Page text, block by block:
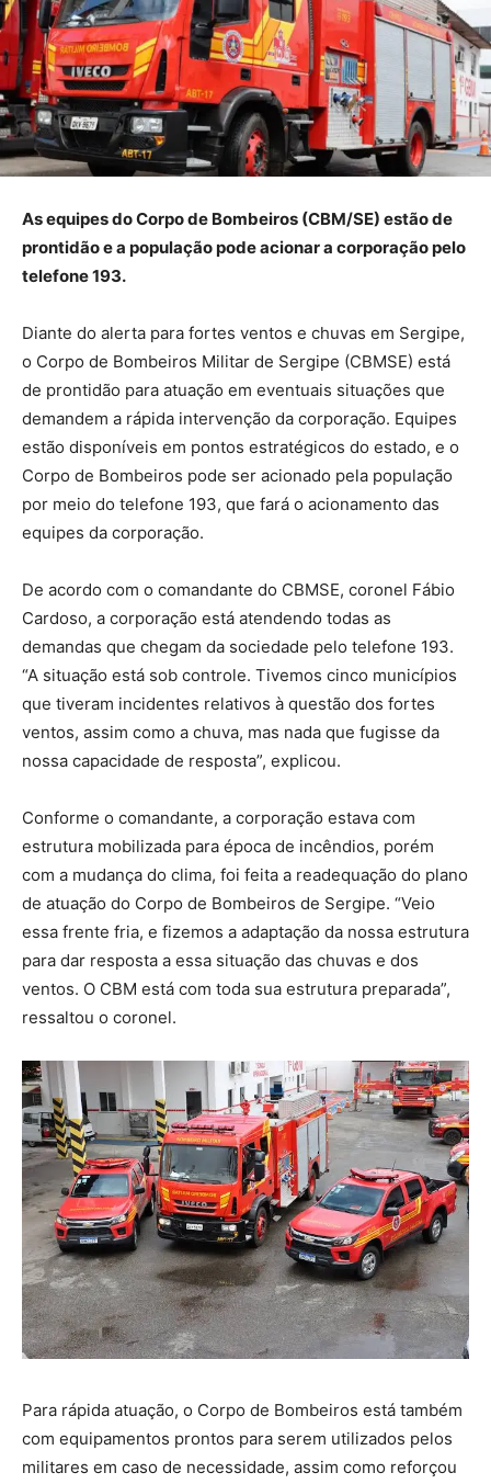
As equipes doCorpo de Bombeiros (CBM/SE) estão de
prontidão e a população pode acionar a corporação pelo
telefone 193.
Diante do alerta para fortes ventos e chuvas em Sergipe,
o Corpo de Bombeiros Militar de Sergipe (CBMSE) está
de prontidão para atuação em eventuais situações que
demandem a rápida intervenção da corporação. Equipes
estão disponíveis em pontos estratégicos do estado, e o
Corpo de Bombeiros pode ser acionado pela população
por meio do telefone 193, que fará o acionamento das
equipes da corporação.
De acordo com o comandante do CBMSE, coronel Fábio
Cardoso, a corporação está atendendo todas as
demandas que chegam da sociedade pelo telefone 193.
“A situação está sob controle. Tivemos cinco municípios
que tiveram incidentes relativos à questão dos fortes
ventos, assim como a chuva, mas nada que fugisse da
nossa capacidade de resposta”, explicou.
Conforme o comandante, a corporação estava com
estrutura mobilizada para época de incêndios, porém
com a mudança do clima, foi feita a readequação do plano
de atuação do Corpo de Bombeiros de Sergipe. “Veio
essa frente fria, e fizemos a adaptação da nossa estrutura
para dar resposta a essa situação das chuvas e dos
ventos. O CBM está com toda sua estrutura preparada”,
ressaltou o coronel.
Para rápida atuação, o Corpo de Bombeiros está também
com equipamentos prontos para serem utilizados pelos
militares em caso de necessidade, assim como reforçou